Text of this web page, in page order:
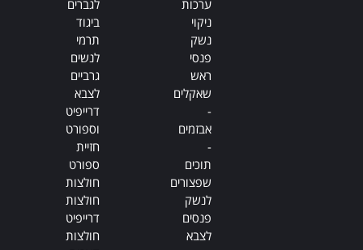
ערכות
ניקוי
נשק
פנסי
ראש
שאקלים
-
אבזמים
-
תוכים
שפצורים
לנשק
פנסים
לצבא
לגברים
ביגוד
תרמי
לנשים
גרביים
לצבא
דרייפיט
וספורט
חזיית
ספורט
חולצות
חולצות
דרייפיט
חולצות